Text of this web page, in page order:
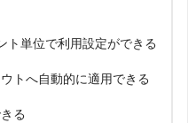
ト単位で利用設定ができる
トへ自動的に適用できる
る